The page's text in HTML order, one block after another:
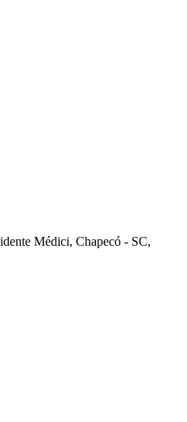
Médici, Chapecó - SC,